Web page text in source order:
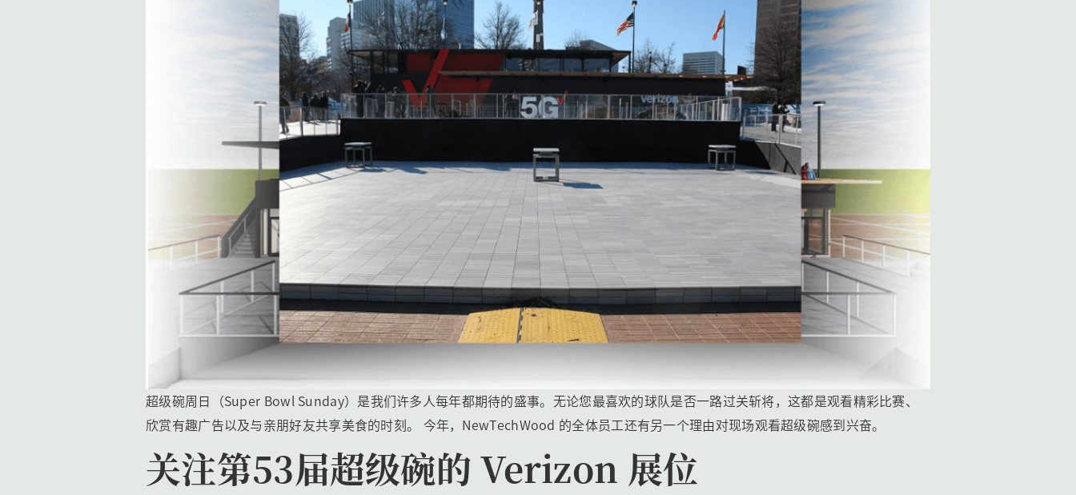
超级碗周日（Super Bowl Sunday）是我们许多人每年都期待的盛事。无论您最喜欢的球队是否一路过关斩将，这都是观看精彩比赛、
欣赏有趣广告以及与亲朋好友共享美食的时刻。 今年，NewTechWood 的全体员工还有另一个理由对现场观看超级碗感到兴奋。
关注第53届超级碗的 Verizon 展位